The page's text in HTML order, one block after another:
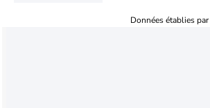
Données établies par